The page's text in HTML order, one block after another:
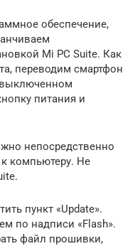
обеспечение,
Mi PC Suite. Как
переводим смартфон
питания и
непосредственно
компьютеру. Не
пункт «Update».
по надписи «Flash».
файл прошивки,